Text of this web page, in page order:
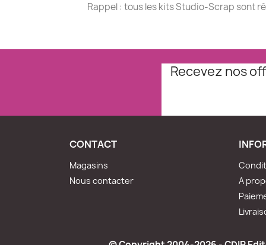
Rappel : tous les kits Studio-Scrap sont
Recevez nos
CONTACT
Magasins
Nous contacter
A